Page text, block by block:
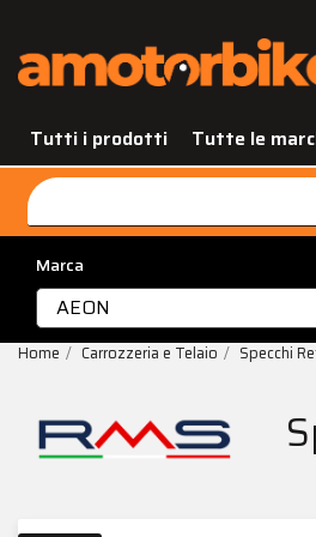
Tutti i prodotti Tutte le
Marca
AEON
Home Carrozzeria e Telaio Specchi